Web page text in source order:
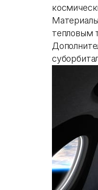
тепловым